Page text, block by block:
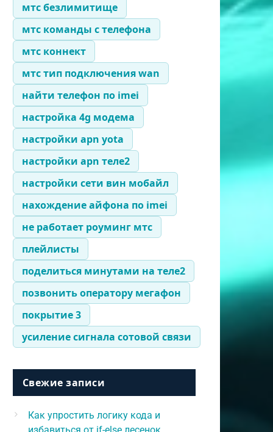
мтс безлимитище
мтс команды с телефона
мтс коннект
мтс тип подключения wan
найти телефон по imei
настройка 4g модема
настройки apn yota
настройки apn теле2
настройки сети вин мобайл
нахождение айфона по imei
не работает роуминг мтс
плейлисты
поделиться минутами на теле2
позвонить оператору мегафон
покрытие 3
усиление сигнала сотовой связи
Свежие записи
Как упростить логику кода и